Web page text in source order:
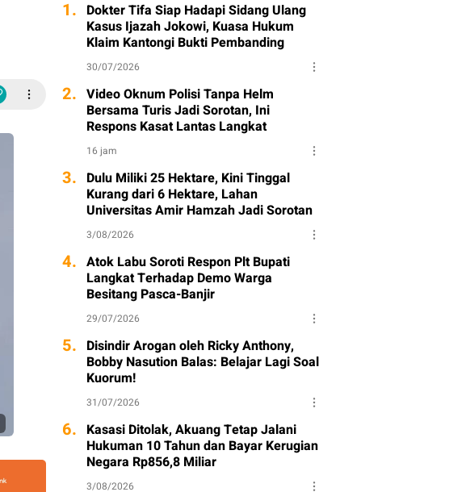
1. Dokter Tifa Siap Hadapi Sidang Ulang
Kasus Ijazah Jokowi, Kuasa Hukum
Klaim Kantongi Bukti Pembanding
30/07/2026
2. Video Oknum Polisi Tanpa Helm
Bersama Turis Jadi Sorotan, Ini
Respons Kasat Lantas Langkat
16 jam
3. Dulu Miliki 25 Hektare, Kini Tinggal
Kurang dari 6 Hektare, Lahan
Universitas Amir Hamzah Jadi Sorotan
3/08/2026
4. Atok Labu Soroti Respon Plt Bupati
Langkat Terhadap Demo Warga
Besitang Pasca-Banjir
29/07/2026
5. Disindir Arogan oleh Ricky Anthony,
Bobby Nasution Balas: Belajar Lagi Soal
Kuorum!
31/07/2026
6. Kasasi Ditolak, Akuang Tetap Jalani
Hukuman 10 Tahun dan Bayar Kerugian
Negara Rp856,8 Miliar
3/08/2026